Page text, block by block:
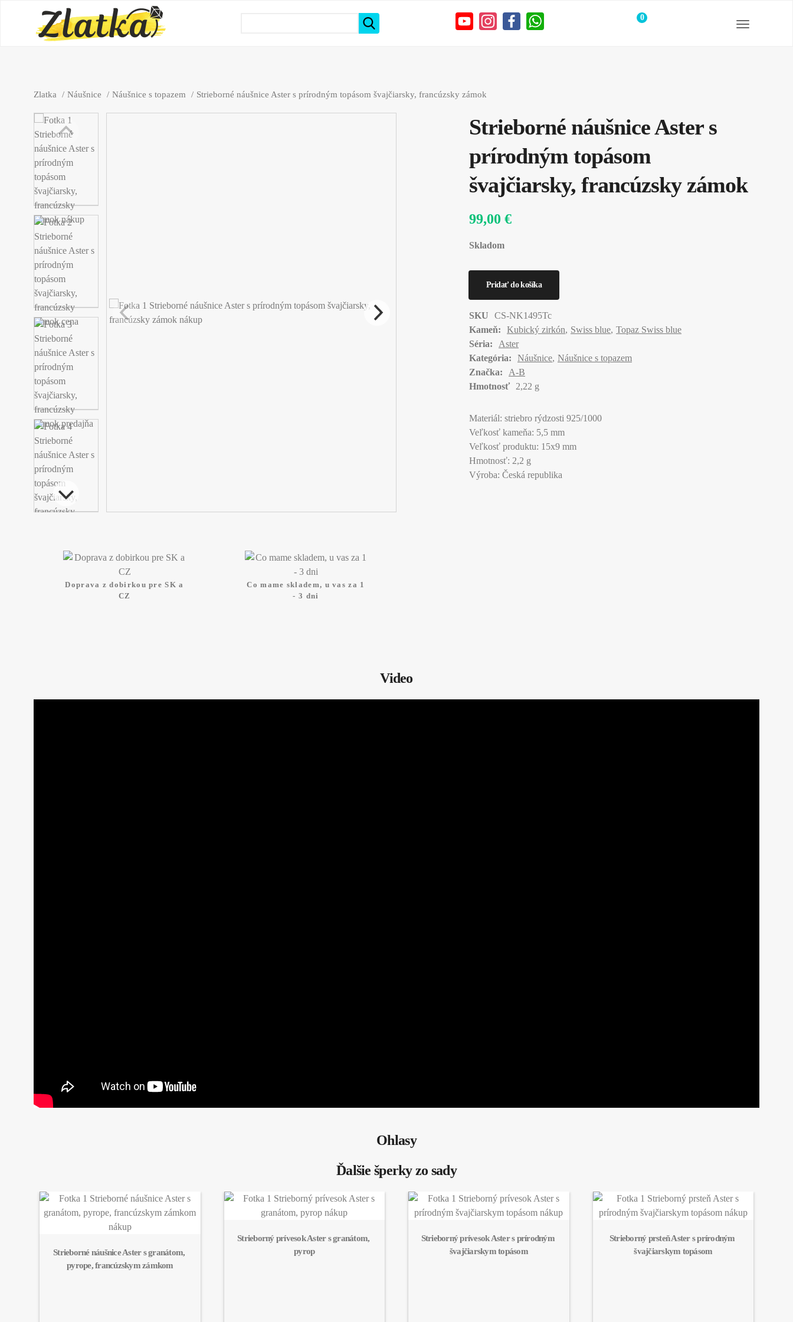
0
Zlatka Náušnice Náušnice s topazem Strieborné náušnice Aster s prírodným topásom švajčiarsky, francúzsky zámok
Strieborné náušnice Aster s
prírodným topásom
švajčiarsky, francúzsky zámok
99,00 €
Skladom
SKU
CS-NK1495Tc
Kameň:
Kubický zirkón Swiss blue Topaz Swiss blue
Séria:
Aster
Kategória:
Náušnice Náušnice s topazem
Značka:
A-B
Hmotnosť
2,22 g
Materiál: striebro rýdzosti 925/1000
Veľkosť kameňa: 5,5 mm
Veľkosť produktu: 15x9 mm
Hmotnosť: 2,2 g
Výroba: Česká republika
Doprava z dobirkou pre SK a
CZ
Co mame skladem, u vas za 1
- 3 dni
Video
Ohlasy
Ďalšie šperky zo sady
Strieborné náušnice Aster s granátom,
pyrope, francúzskym zámkom
Strieborný prívesok Aster s granátom,
pyrop
Strieborný prívesok Aster s prírodným
švajčiarskym topásom
Strieborný prsteň Aster s prírodným
švajčiarskym topásom